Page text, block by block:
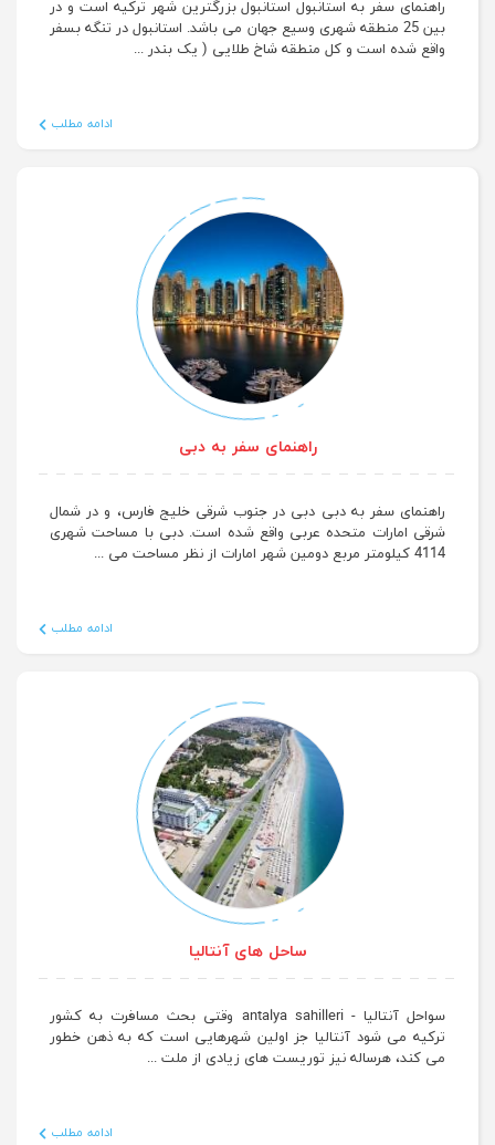
راهنمای سفر به استانبول استانبول بزرگترین شهر ترکیه است و در
بین 25 منطقه شهری وسیع جهان می باشد. استانبول در تنگه بسفر
واقع شده است و کل منطقه شاخ طلایی ( یک بندر ...
ادامه مطلب
راهنمای سفر به دبی
راهنمای سفر به دبی دبی در جنوب شرقی خلیج فارس، و در شمال
شرقی امارات متحده عربی واقع شده است. دبی با مساحت شهری
4114 کیلومتر مربع دومین شهر امارات از نظر مساحت می ...
ادامه مطلب
ساحل های آنتالیا
سواحل آنتالیا - antalya sahilleri وقتی بحث مسافرت به کشور
ترکیه می شود آنتالیا جز اولین شهرهایی است که به ذهن خطور
می کند، هرساله نیز توریست های زیادی از ملت ...
ادامه مطلب